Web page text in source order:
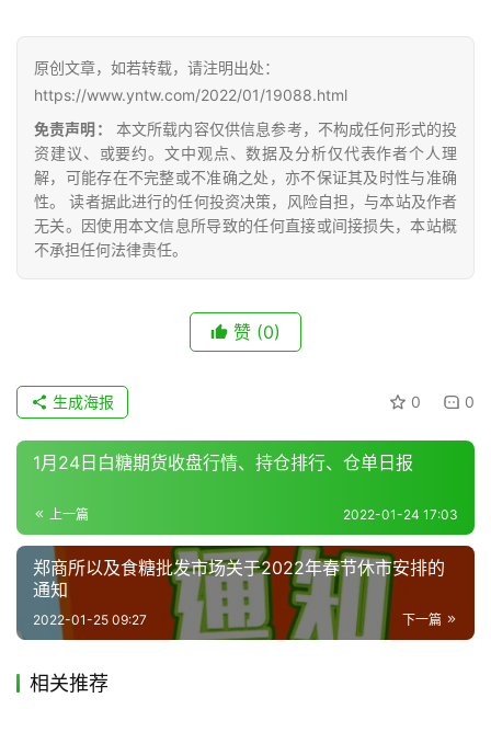
业
链
产
销
储
运
原创文章，如若转载，请注明出处：
https://www.yntw.com/2022/01/19088.html
免责声明：
本文所载内容仅供信息参考，不构成任何形式的投
资建议、或要约。文中观点、数据及分析仅代表作者个人理
解，可能存在不完整或不准确之处，亦不保证其及时性与准确
性。 读者据此进行的任何投资决策，风险自担，与本站及作者
无关。因使用本文信息所导致的任何直接或间接损失，本站概
不承担任何法律责任。
赞 (0)
0 0
生成海报
1月24日白糖期货收盘行情、持仓排行、仓单日报
上一篇 2022-01-24 17:03
郑商所以及食糖批发市场关于2022年春节休市安排的
通知
下一篇
2022-01-25 09:27
相关推荐